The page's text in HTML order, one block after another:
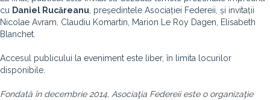
cu Daniel Rucăreanu , președintele Asociației Federeii, și invitații
Nicolae Avram, Claudiu Komartin, Marion Le Roy Dagen, Elisabeth
Blanchet.
Accesul publicului la eveniment este liber, în limita locurilor
disponibile.
Fondată în decembrie 2014, Asociaţia Federeii este o organizaţie